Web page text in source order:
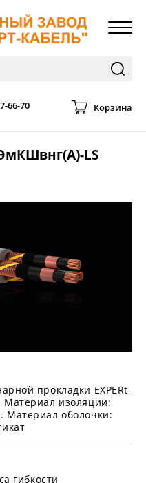
66-70 Корзина
LS
прокладки EXPERt-
Материал изоляции:
Материал оболочки:
гибкости